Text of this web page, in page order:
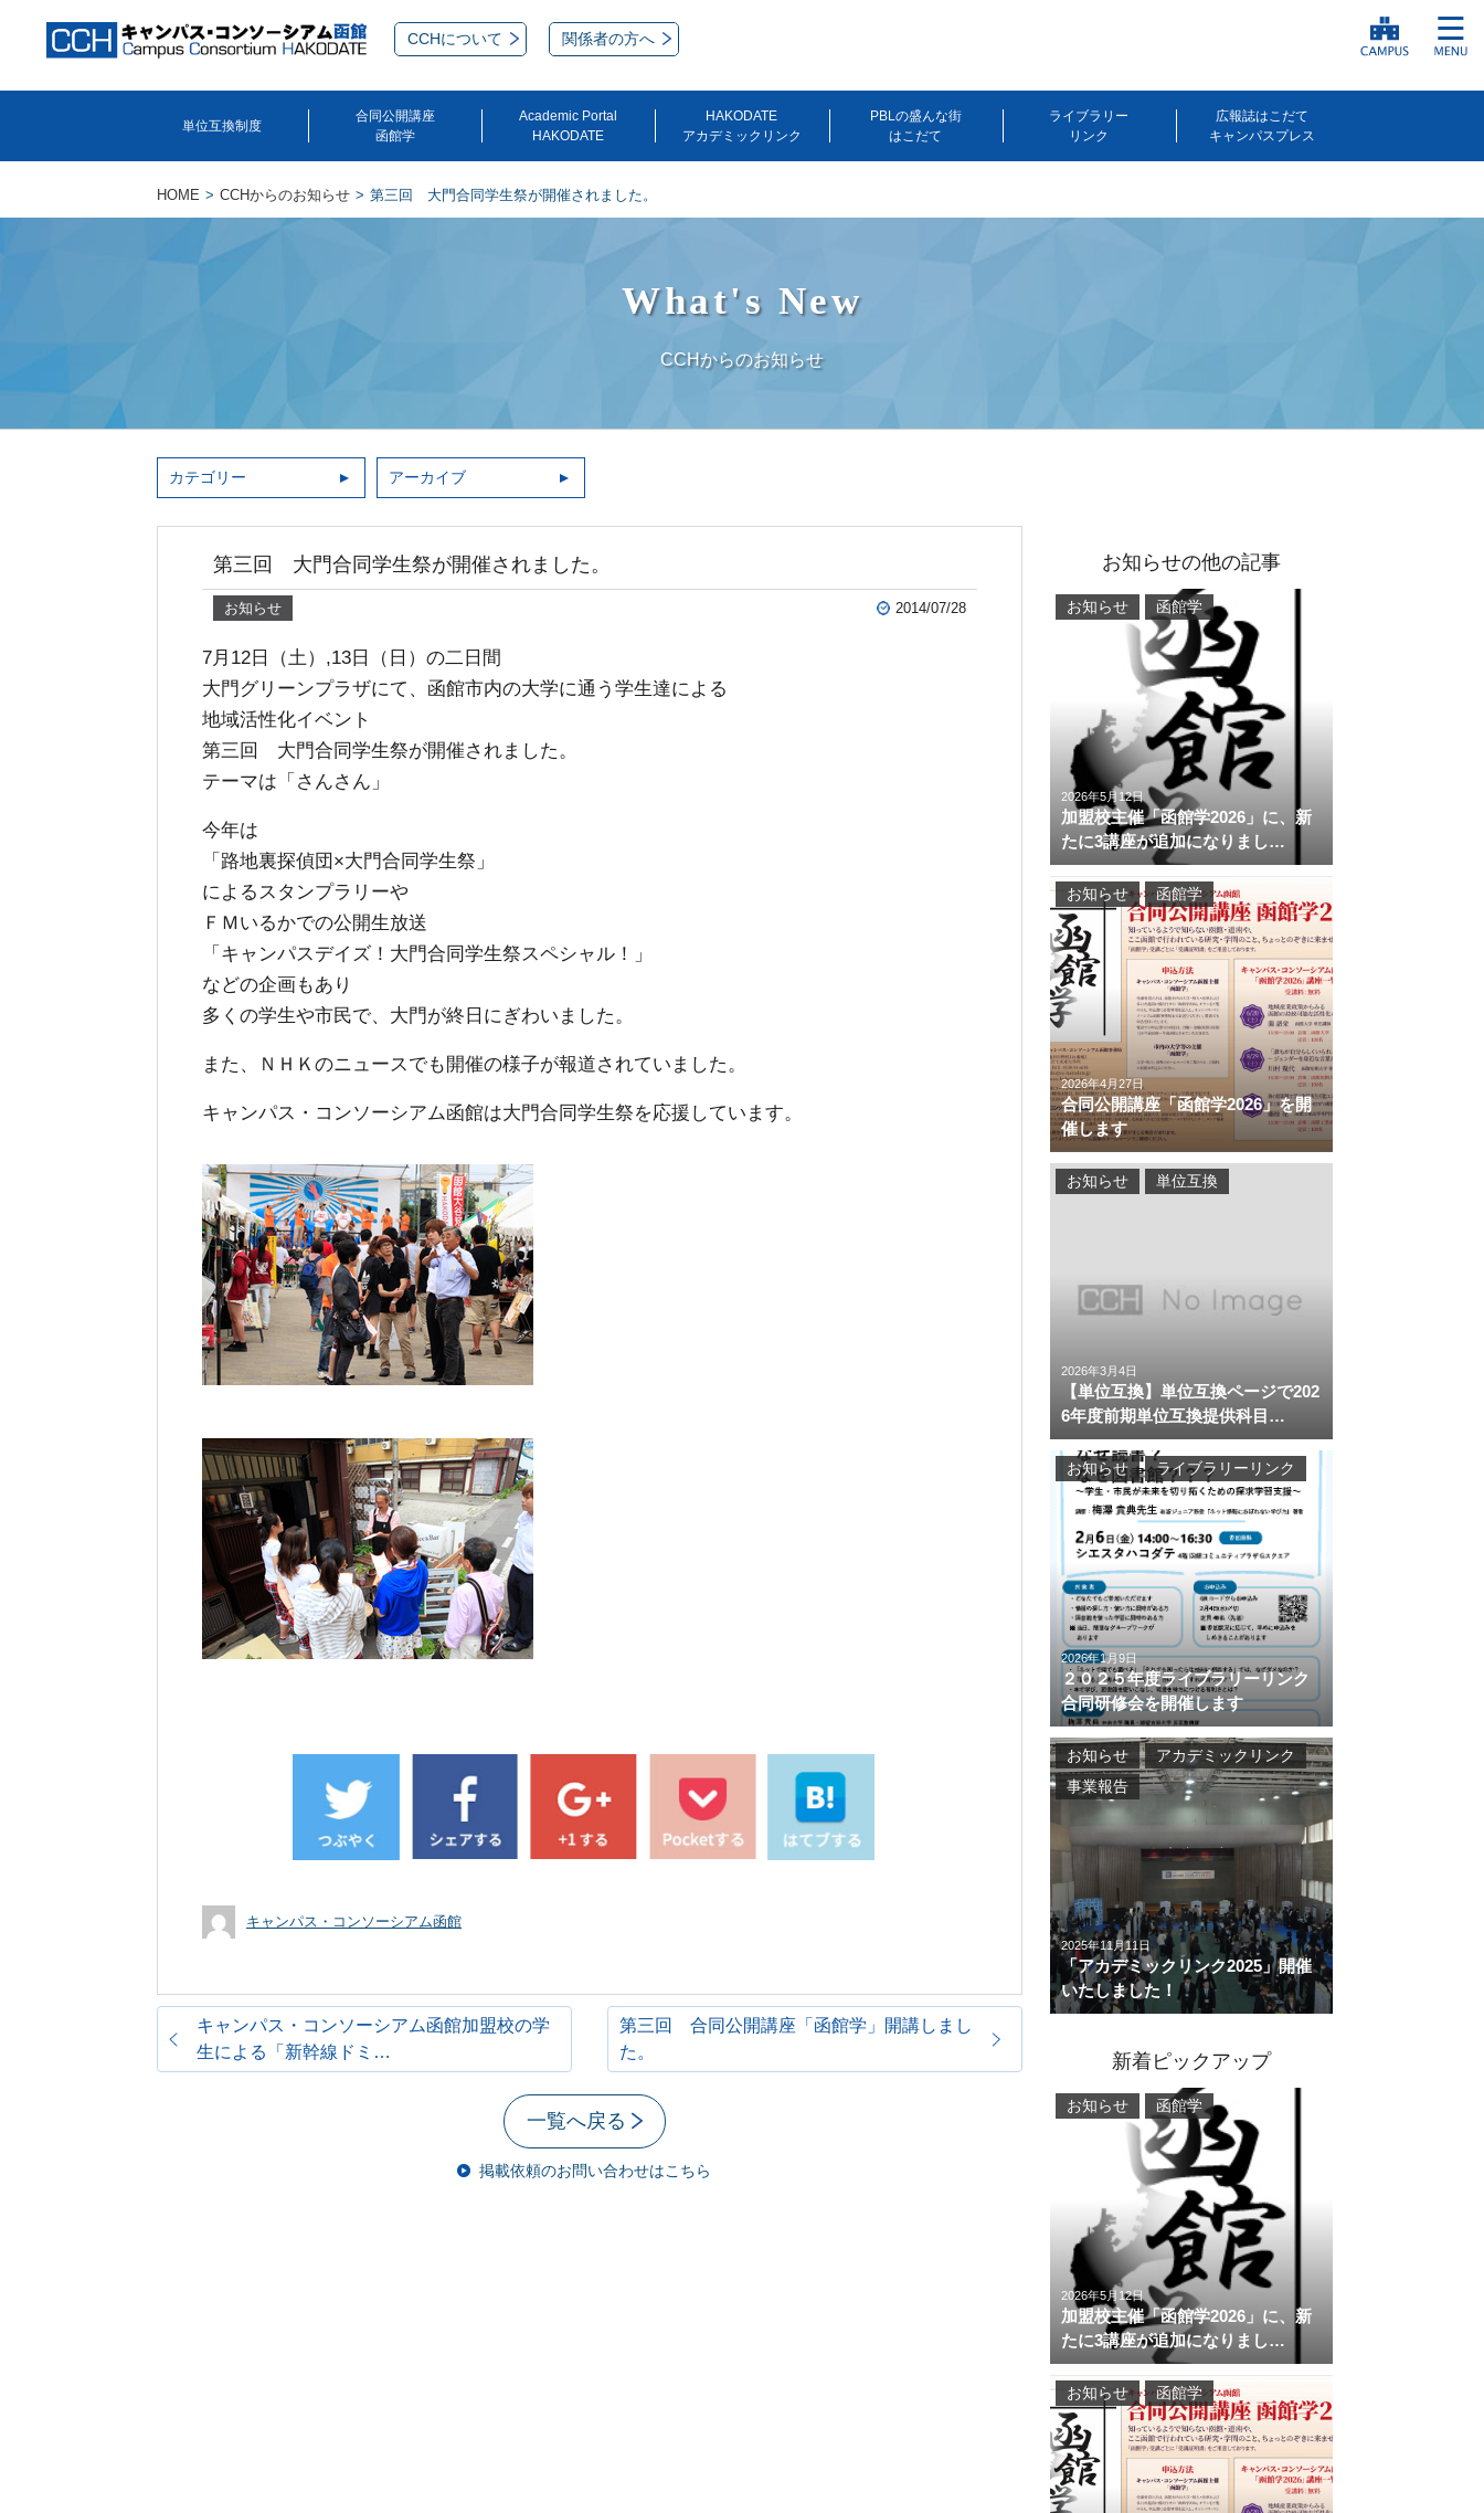
CCHについて 関係者の方へ
単位互換制度
合同公開講座
函館学
Academic Portal
HAKODATE
HAKODATE
アカデミックリンク
PBLの盛んな街
はこだて
ライブラリー
リンク
広報誌はこだて
キャンパスプレス
HOME CCHからのお知らせ 第三回 大門合同学生祭が開催されました。
What's New
CCHからのお知らせ
カテゴリー アーカイブ
第三回 大門合同学生祭が開催されました。
お知らせ 2014/07/28
7月12日（土）,13日（日）の二日間
大門グリーンプラザにて、函館市内の大学に通う学生達による
地域活性化イベント
第三回 大門合同学生祭が開催されました。
テーマは「さんさん」
今年は
「路地裏探偵団×大門合同学生祭」
によるスタンプラリーや
ＦＭいるかでの公開生放送
「キャンパスデイズ！大門合同学生祭スペシャル！」
などの企画もあり
多くの学生や市民で、大門が終日にぎわいました。
また、ＮＨＫのニュースでも開催の様子が報道されていました。
キャンパス・コンソーシアム函館は大門合同学生祭を応援しています。
キャンパス・コンソーシアム函館
キャンパス・コンソーシアム函館加盟校の学
生による「新幹線ドミ…
第三回 合同公開講座「函館学」開講しまし
た。
一覧へ戻る
掲載依頼のお問い合わせはこちら
お知らせの他の記事
2026年5月12日
加盟校主催「函館学2026」に、新
たに3講座が追加になりまし…
お知らせ 函館学
2026年4月27日
合同公開講座「函館学2026」を開
催します
お知らせ 函館学
2026年3月4日
【単位互換】単位互換ページで202
6年度前期単位互換提供科目…
お知らせ 単位互換
2026年1月9日
２０２５年度ライブラリーリンク
合同研修会を開催します
お知らせ ライブラリーリンク
2025年11月11日
「アカデミックリンク2025」開催
いたしました！
お知らせ
アカデミックリンク
事業報告
新着ピックアップ
2026年5月12日
加盟校主催「函館学2026」に、新
たに3講座が追加になりまし…
お知らせ 函館学
お知らせ 函館学